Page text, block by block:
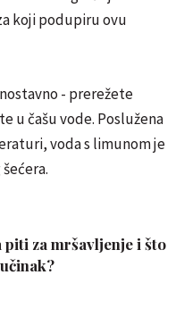
koji podupiru ovu
- prerežete
u čašu vode. Poslužena
voda s limunom je
za mršavljenje i što